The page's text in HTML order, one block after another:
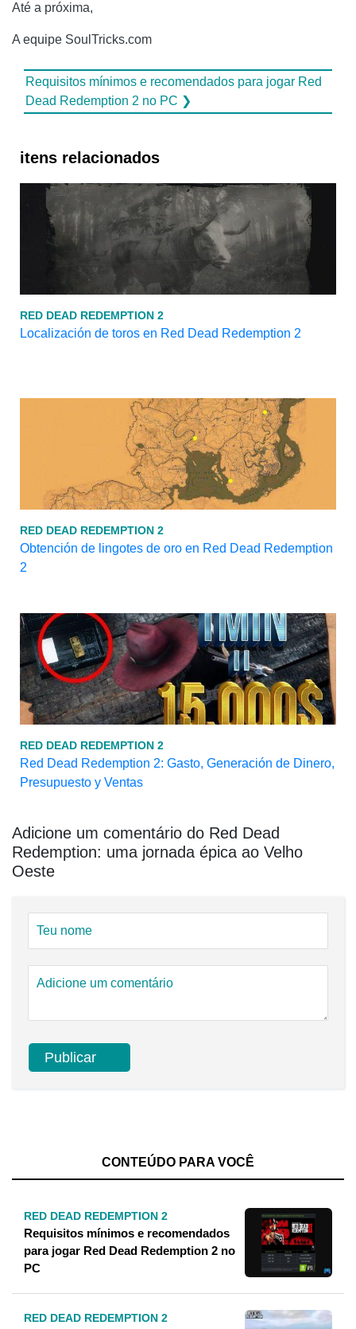
Até a próxima,
A equipe SoulTricks.com
Requisitos mínimos e recomendados para jogar Red
Dead Redemption 2 no PC ❯
itens relacionados
RED DEAD REDEMPTION 2
Localización de toros en Red Dead Redemption 2
RED DEAD REDEMPTION 2
Obtención de lingotes de oro en Red Dead Redemption
2
RED DEAD REDEMPTION 2
Red Dead Redemption 2: Gasto, Generación de Dinero,
Presupuesto y Ventas
Adicione um comentário do Red Dead
Redemption: uma jornada épica ao Velho
Oeste
CONTEÚDO PARA VOCÊ
RED DEAD REDEMPTION 2
Requisitos mínimos e recomendados
para jogar Red Dead Redemption 2 no
PC
RED DEAD REDEMPTION 2